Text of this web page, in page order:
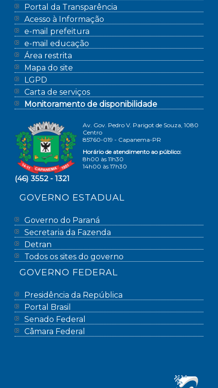
Portal da Transparência
Acesso à Informação
e-mail prefeitura
e-mail educação
Área restrita
Mapa do site
LGPD
Carta de serviços
Monitoramento de disponibilidade
Av. Gov. Pedro V. Parigot de Souza, 1080
Centro
85760-019 - Capanema-PR
Horário de atendimento ao público:
8h00 às 11h30
14h00 às 17h30
(46) 3552 - 1321
GOVERNO ESTADUAL
Governo do Paraná
Secretaria da Fazenda
Detran
Todos os sites do governo
GOVERNO FEDERAL
Presidência da República
Portal Brasil
Senado Federal
Câmara Federal